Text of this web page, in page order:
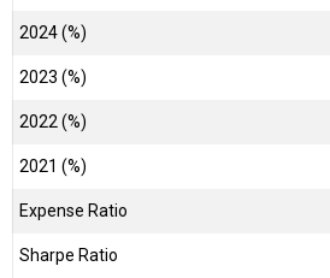
2024 (%)
2023 (%)
2022 (%)
2021 (%)
Expense Ratio
Sharpe Ratio